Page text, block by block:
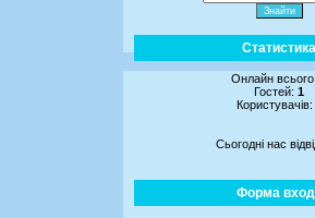
Статистика
Онлайн
Гостей:1
Користувачів:
Сьогодні нас
Форма